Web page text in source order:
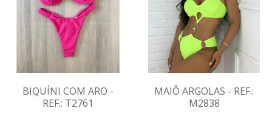
BIQUÍNI COM ARO -
REF.: T2761
MAIÔ ARGOLAS - REF.:
M2838
VER